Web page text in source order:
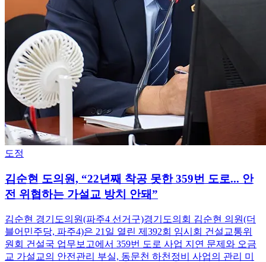
도정
김순현 도의원, “22년째 착공 못한 359번 도로... 안
전 위협하는 가설교 방치 안돼”
김순현 경기도의원(파주4 선거구)경기도의회 김순현 의원(더
블어민주당, 파주4)은 21일 열린 제392회 임시회 건설교통위
원회 건설국 업무보고에서 359번 도로 사업 지연 문제와 오금
교 가설교의 안전관리 부실, 동문천 하천정비 사업의 관리 미